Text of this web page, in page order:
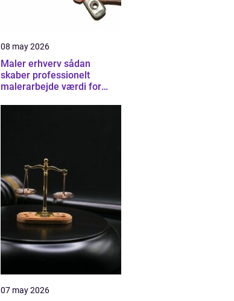
08 may 2026
Maler erhverv sådan
skaber professionelt
malerarbejde værdi for
07 may 2026